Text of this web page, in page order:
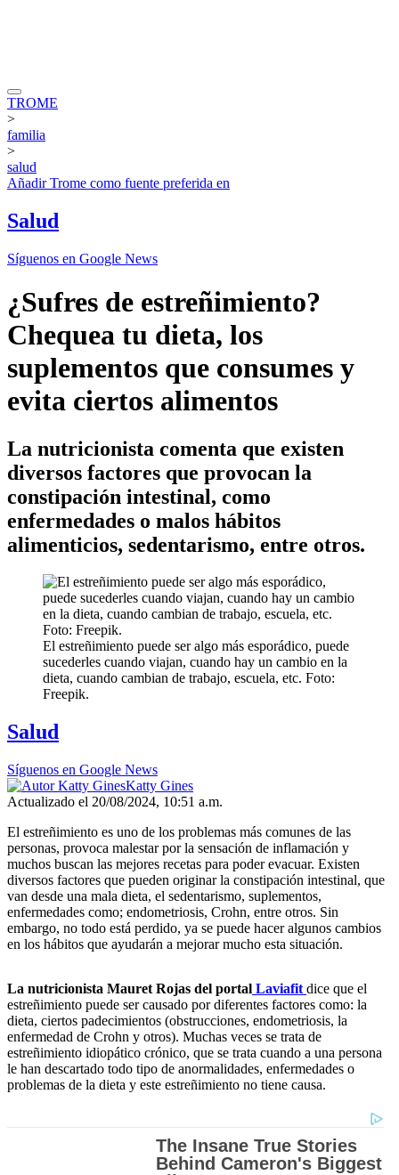
TROME
>
familia
>
salud
AñadirTrome como fuente preferida en
Salud
Síguenos en Google News
¿Sufres de estreñimiento?
Chequea tu dieta, los
suplementos que consumes y
evita ciertos alimentos
La nutricionista comenta que existen
diversos factores que provocan la
constipación intestinal, como
enfermedades o malos hábitos
alimenticios, sedentarismo, entre otros.
El estreñimiento puede ser algo más esporádico, puede
sucederles cuando viajan, cuando hay un cambio en la
dieta, cuando cambian de trabajo, escuela, etc. Foto:
Freepik.
Salud
Síguenos en Google News
Katty Gines
Actualizado el 20/08/2024, 10:51 a.m.
El estreñimiento es uno de los problemas más comunes de las
personas, provoca malestar por la sensación de inflamación y
muchos buscan las mejores recetas para poder evacuar. Existen
diversos factores que pueden originar la constipación intestinal, que
van desde una mala dieta, el sedentarismo, suplementos,
enfermedades como; endometriosis, Crohn, entre otros. Sin
embargo, no todo está perdido, ya se puede hacer algunos cambios
en los hábitos que ayudarán a mejorar mucho esta situación.
La nutricionista Mauret Rojas del portal Laviafit dice que el
estreñimiento puede ser causado por diferentes factores como: la
dieta, ciertos padecimientos (obstrucciones, endometriosis, la
enfermedad de Crohn y otros). Muchas veces se trata de
estreñimiento idiopático crónico, que se trata cuando a una persona
le han descartado todo tipo de anormalidades, enfermedades o
problemas de la dieta y este estreñimiento no tiene causa.